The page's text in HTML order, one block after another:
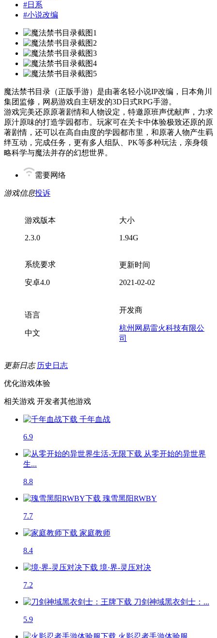
#日系
#小说改编
魔法禁书目录（正版手游）是由著名轻小说IP改编，日本角川
集团监修，网易游戏自主研发的3D日式RPG手游。
游戏完美还原原著剧情和人物设定，特邀原班声优献声，力求
原汁原味的打造学园都市。玩家可在关卡中体验极致还原的原
著剧情，还可以在高自由度的学园都市里，和原著人物产生羁
绊互动，完成任务，更有多人组队、PK等多种玩法，亲身领
略科学与魔法并存的幻想世界。
需要网络
游戏信息投诉
游戏版本
2.3.0
大小
1.94G
系统要求
安卓4.0
更新时间
2021-02-02
语言
中文
开发商
杭州网易雷火科技有限公
司
更新日志 历史日志
优化游戏体验
相关游戏 开发者其他游戏
千年血战
6.9
从零开始的异世界
生...
8.8
瑰雪黑阳RWBY
7.7
家庭教师
8.4
境·界-灵压对决
7.2
刀剑神域黑衣剑士：...
5.9
火影忍者手游体验服